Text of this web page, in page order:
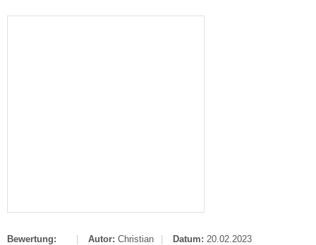
Bewertung: Autor: Christian Datum: 20.02.2023